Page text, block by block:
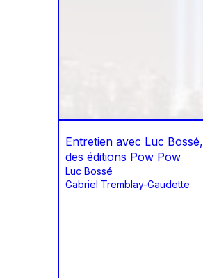
Entretien avec Luc Bossé,
des éditions Pow Pow
Luc Bossé
Gabriel Tremblay-Gaudette